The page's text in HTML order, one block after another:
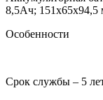
8,5Ач; 151х65х94,5
Особенности
Срок службы – 5